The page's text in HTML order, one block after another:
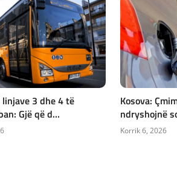
3 dhe 4 të
Gjë që d...
Kosova:
ndryshojnë
Korrik 6, 2026